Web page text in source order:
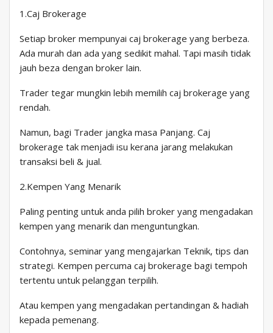
1.Caj Brokerage
Setiap broker mempunyai caj brokerage yang berbeza.
Ada murah dan ada yang sedikit mahal. Tapi masih tidak
jauh beza dengan broker lain.
Trader tegar mungkin lebih memilih caj brokerage yang
rendah.
Namun, bagi Trader jangka masa Panjang. Caj
brokerage tak menjadi isu kerana jarang melakukan
transaksi beli & jual.
2.Kempen Yang Menarik
Paling penting untuk anda pilih broker yang mengadakan
kempen yang menarik dan menguntungkan.
Contohnya, seminar yang mengajarkan Teknik, tips dan
strategi. Kempen percuma caj brokerage bagi tempoh
tertentu untuk pelanggan terpilih.
Atau kempen yang mengadakan pertandingan & hadiah
kepada pemenang.